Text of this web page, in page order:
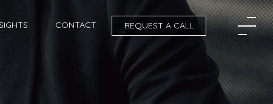
CONTACT REQUEST A CALL